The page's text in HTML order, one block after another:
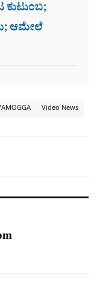
ಆಮೇಲೆ
Video News